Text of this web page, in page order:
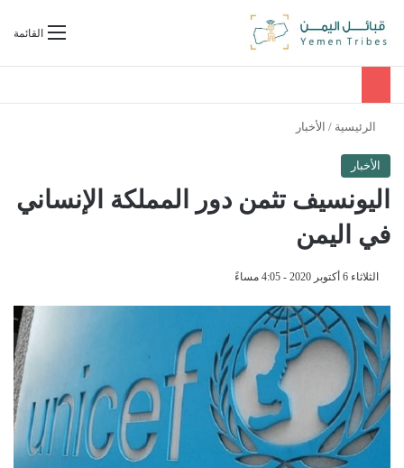
القائمةبحث عن
الرئيسية / الأخبار
الأخبار
اليونسيف تثمن دور المملكة الإنساني
في اليمن
الثلاثاء 6 أكتوبر 2020 - 4:05 مساءً